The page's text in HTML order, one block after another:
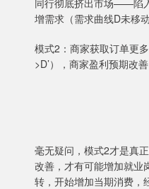
增需求（需求曲线D未移
模式2：商家获取订单更
>D’），商家盈利预期改
毫无疑问，模式2才是真
改善，才有可能增加就业
转，开始增加当期消费，